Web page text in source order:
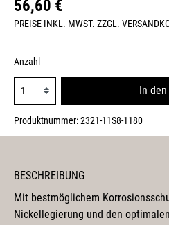
56,60 €
PREISE INKL. MWST. ZZGL.
Anzahl
In
Produktnummer:2321-11S8-1180
BESCHREIBUNG
Mit bestmöglichem
Nickellegierung und den